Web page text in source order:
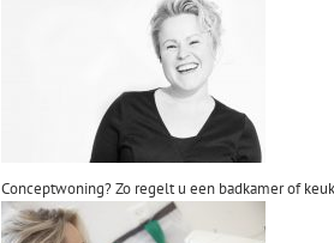
Conceptwoning? Zo regelt u een badkamer of